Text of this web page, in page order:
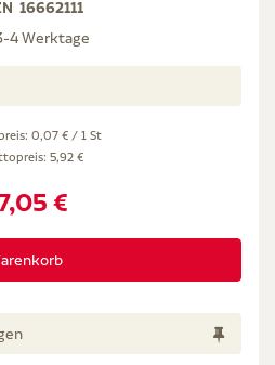
16662111
4 Werktage
0,07 € / 1 St
5,92 €
€